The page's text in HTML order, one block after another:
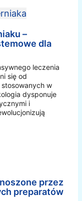
–
dla
leczenia
się od
w
dysponuje
i
przez
preparatów